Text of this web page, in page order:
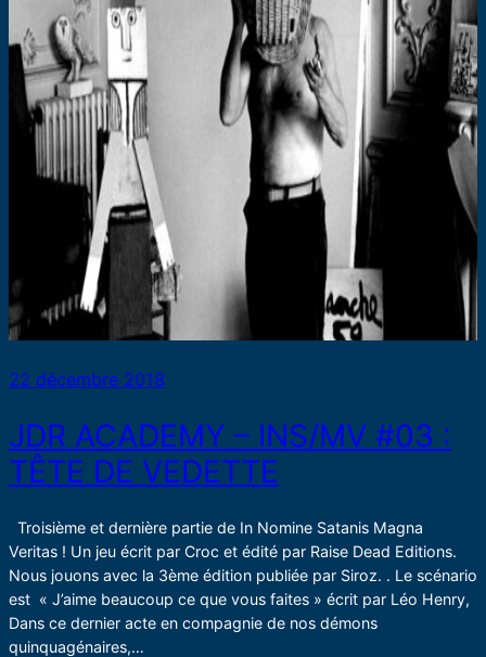
22 décembre 2018
JDR ACADEMY – INS/MV #03 :
TÊTE DE VEDETTE
Troisième et dernière partie de In Nomine Satanis Magna
Veritas ! Un jeu écrit par Croc et édité par Raise Dead Editions.
Nous jouons avec la 3ème édition publiée par Siroz. . Le scénario
est « J’aime beaucoup ce que vous faites » écrit par Léo Henry,
Dans ce dernier acte en compagnie de nos démons
quinquagénaires,…